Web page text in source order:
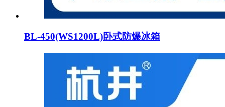
BL-450(WS1200L)卧式防爆冰箱